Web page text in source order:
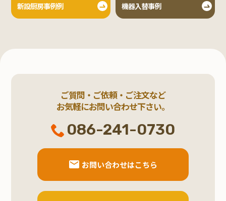
新設厨房事例例 機器入替事例
ご質問・ご依頼・ご注文など
お気軽にお問い合わせ下さい。
086-241-0730
お問い合わせはこちら